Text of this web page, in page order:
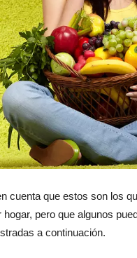
cuenta que estos son los
hogar, pero que algunos
a continuación.